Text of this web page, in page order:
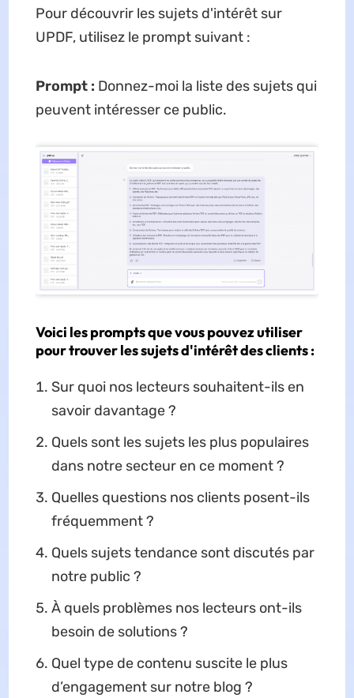
Pour découvrir les sujets d'intérêt sur
UPDF, utilisez le prompt suivant :
Prompt : Donnez-moi la liste des sujets qui
peuvent intéresser ce public.
Voici les prompts que vous pouvez utiliser
pour trouver les sujets d'intérêt des clients :
Sur quoi nos lecteurs souhaitent-ils en
savoir davantage ?
Quels sont les sujets les plus populaires
dans notre secteur en ce moment ?
Quelles questions nos clients posent-ils
fréquemment ?
Quels sujets tendance sont discutés par
notre public ?
À quels problèmes nos lecteurs ont-ils
besoin de solutions ?
Quel type de contenu suscite le plus
d’engagement sur notre blog ?